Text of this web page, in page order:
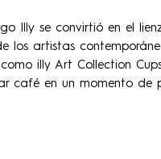
Illy se convirtió en el
los artistas
illy Art Collection
café en un momento de